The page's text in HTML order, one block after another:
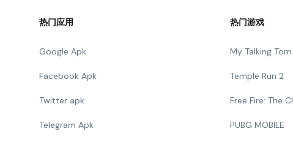
热门应用
Google Apk
Facebook Apk
Twitter apk
Telegram Apk
热门游戏
My Talking Tom
Temple Run 2
Free Fire: The
PUBG MOBILE